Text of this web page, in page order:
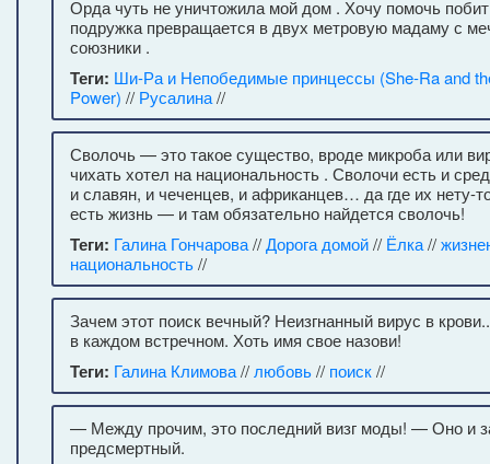
Орда чуть не уничтожила мой дом . Хочу помочь
подружка превращается в двух метровую мадаму с
союзники .
Теги: Ши-Ра и Непобедимые принцессы (She-Ra and
Power) // Русалина//
Сволочь — это такое существо, вроде микроба или
чихать хотел на национальность . Сволочи есть и
и славян, и чеченцев, и африканцев… да где их нету-
есть жизнь — и там обязательно найдется сволочь!
Теги: Галина Гончарова//Дорога домой// Ёлка//
национальность//
Зачем этот поиск вечный? Неизгнанный вирус в
в каждом встречном. Хоть имя свое назови!
Теги: Галина Климова// любовь// поиск//
— Между прочим, это последний визг моды! — Оно и
предсмертный.